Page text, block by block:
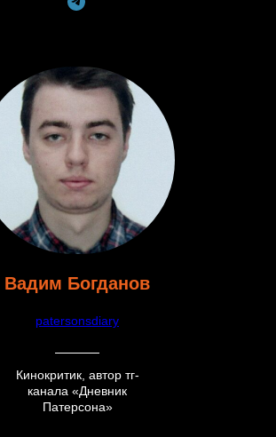
Вадим Богданов
patersonsdiary
Кинокритик, автор тг-
канала «Дневник
Патерсона»